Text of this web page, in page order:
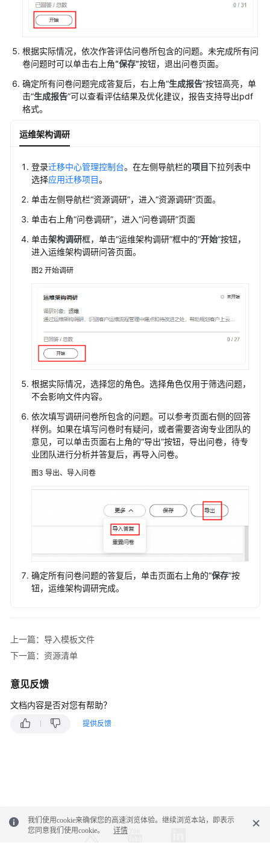
云
平
台
采
集
在
线
SMS
机
同
内
网
采
入
RVTools
源
入
云
源
清
单
导
入
板
件
卷
调
上
根据实际情况，依次作答评估问卷所包含的问题。未完成所有问
卷问题时可以单击右上角“保存”按钮，退出问卷页面。
确定所有问卷问题完成答复后，右上角“生成报告”按钮高亮，单
击“生成报告”可以查看评估结果及优化建议，报告支持导出pdf
格式。
运维架构调研
登录迁移中心管理控制台。在左侧导航栏的项目下拉列表中
选择应用迁移项目。
单击左侧导航栏“资源调研”，进入“资源调研”页面。
单击右上角“问卷调研”，进入“问卷调研”页面
单击架构调研框，单击“运维架构调研”框中的“开始”按钮，
进入运维架构调研问答页面。
图2 开始调研
根据实际情况，选择您的角色。选择角色仅用于筛选问题，
不会影响文件内容。
依次填写调研问卷所包含的问题。可以参考页面右侧的回答
样例。如果在填写问卷时有疑问，或者需要咨询专业团队的
意见，可以单击页面右上角的“导出”按钮，导出问卷，待专
业团队进行分析并答复后，再导入问卷。
图3 导出、导入问卷
确定所有问卷问题的答复后，单击页面右上角的“保存”按
钮，运维架构调研完成。
上一篇：导入模板文件
下一篇：资源清单
意见反馈
文档内容是否对您有帮助？
提供反馈
我们使用cookie来确保您的高速浏览体验。继续浏览本站，即表示
您同意我们使用cookie。
详情